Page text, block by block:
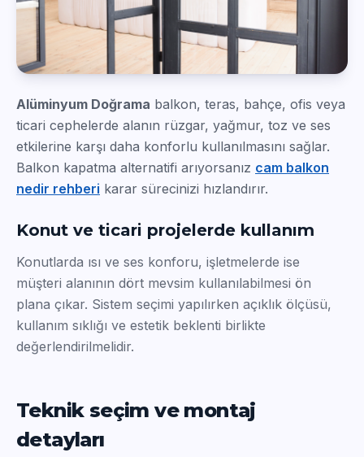
Alüminyum Doğrama balkon, teras, bahçe, ofis veya
ticari cephelerde alanın rüzgar, yağmur, toz ve ses
etkilerine karşı daha konforlu kullanılmasını sağlar.
Balkon kapatma alternatifi arıyorsanız cam balkon
nedir rehberi karar sürecinizi hızlandırır.
Konut ve ticari projelerde kullanım
Konutlarda ısı ve ses konforu, işletmelerde ise
müşteri alanının dört mevsim kullanılabilmesi ön
plana çıkar. Sistem seçimi yapılırken açıklık ölçüsü,
kullanım sıklığı ve estetik beklenti birlikte
değerlendirilmelidir.
Teknik seçim ve montaj
detayları